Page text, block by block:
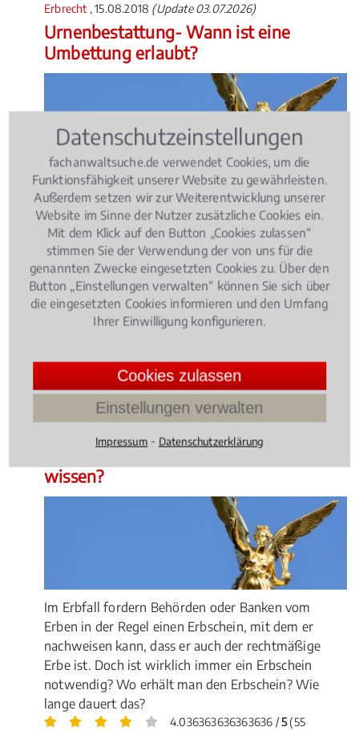
Erbrecht , 15.08.2018 (Update 03.07.2026)
Urnenbestattung- Wann ist eine
Umbettung erlaubt?
Angehörige haben die Möglichkeit die Urne eines
Verstorbenen aus einem wichtigen Grund umbetten
zu lassen. Eine Umbettung kann etwa dann in
Betracht kommen, wenn die Angehörigen
wegziehen und sich niemand um die Grabstätte
kümmern kann oder wenn der Verstorbene in einem
Familiengrab mit anderen verstorbenen
Familienmitgliedern zusammengeführt werden soll.
Umbettung einer Urne genehmigen.
3.9543726235741445 /
Bewertungen)
Was müssen Erben zum Erbschein
wissen?
Im Erbfall fordern Behörden oder Banken vom
Erben in der Regel einen Erbschein, mit dem er
nachweisen kann, dass er auch der rechtmäßige
Erbe ist. Doch ist wirklich immer ein Erbschein
notwendig? Wo erhält man den Erbschein? Wie
lange dauert das?
4.036363636363636 /5(55
Datenschutzeinstellungen
fachanwaltsuche.de verwendet Cookies, um die
Funktionsfähigkeit unserer Website zu gewährleisten.
Außerdem setzen wir zur Weiterentwicklung unserer
Website im Sinne der Nutzer zusätzliche Cookies ein.
Mit dem Klick auf den Button „Cookies zulassen“
stimmen Sie der Verwendung der von uns für die
genannten Zwecke eingesetzten Cookies zu. Über den
Button „Einstellungen verwalten“ können Sie sich über
die eingesetzten Cookies informieren und den Umfang
Ihrer Einwilligung konfigurieren.
Cookies zulassen
Einstellungen verwalten
Impressum ⁃ Datenschutzerklärung